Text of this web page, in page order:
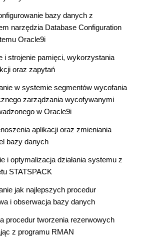
bazy danych z
narzędzia Database Configuration
Oracle9i
i strojenie pamięci, wykorzystania
oraz zapytań
w systemie segmentów wycofania
zarządzania wycofywanymi
w Oracle9i
aplikacji oraz zmieniania
bazy danych
i optymalizacja działania systemu z
STATSPACK
jak najlepszych procedur
i obserwacja bazy danych
procedur tworzenia rezerwowych
z programu RMAN